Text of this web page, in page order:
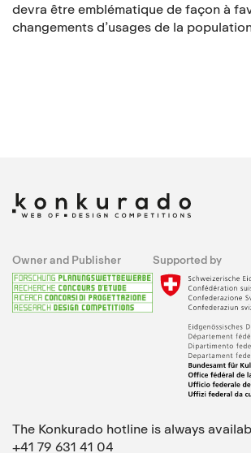
devra être emblématique de façon à
changements d’usages de la
Owner and Publisher Supported by
The Konkurado hotline is always
+41 79 631 41 04